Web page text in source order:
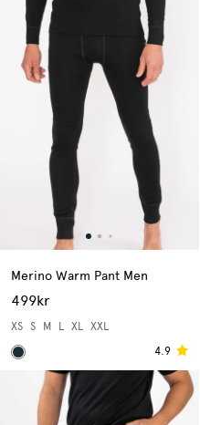
Merino Warm Pant Men
499kr
XS S M L XL
XXL
4.9